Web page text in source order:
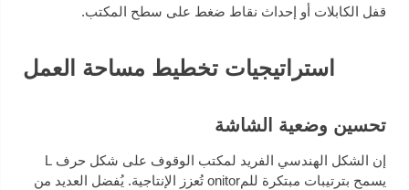
قفل الكابلات أو إحداث نقاط ضغط على سطح المكتب.
استراتيجيات تخطيط مساحة العمل
تحسين وضعية الشاشة
إن الشكل الهندسي الفريد لمكتب الوقوف على شكل حرف L
يسمح بترتيبات مبتكرة للمonitor تُعزز الإنتاجية. يُفضل العديد من